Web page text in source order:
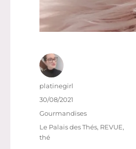
Auteur
platinegirl
Publié
le
30/08/2021
Catégories
Gourmandises
Étiquettes
Le Palais des Thés, REVUE,
thé